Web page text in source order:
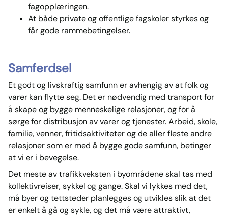
fagopplæringen.
At både private og offentlige fagskoler styrkes og
får gode rammebetingelser.
Samferdsel
Et godt og livskraftig samfunn er avhengig av at folk og
varer kan flytte seg. Det er nødvendig med transport for
å skape og bygge menneskelige relasjoner, og for å
sørge for distribusjon av varer og tjenester. Arbeid, skole,
familie, venner, fritidsaktiviteter og de aller fleste andre
relasjoner som er med å bygge gode samfunn, betinger
at vi er i bevegelse.
Det meste av trafikkveksten i byområdene skal tas med
kollektivreiser, sykkel og gange. Skal vi lykkes med det,
må byer og tettsteder planlegges og utvikles slik at det
er enkelt å gå og sykle, og det må være attraktivt,